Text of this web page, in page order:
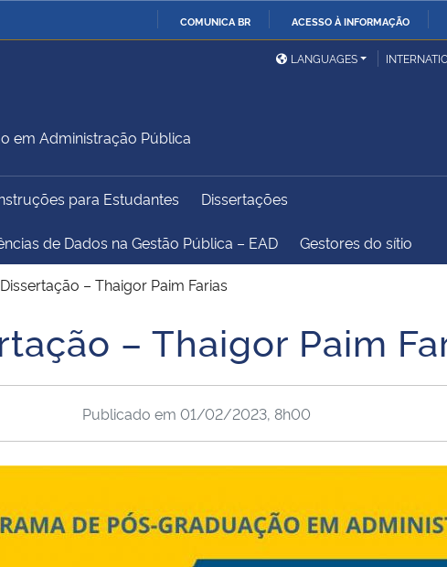
COMUNICA BR ACESSO À INFORMAÇÃO
e
Ministério da Defesa
Ministério das Relações
Exteriores
Ministério do
Desenvolvimento Regional
Controladoria-Geral da
União
LANGUAGES
em Administração Pública
para Estudantes Dissertações
de Dados na Gestão Pública – EAD Gestores do sítio
– Thaigor Paim Farias
– Thaigor Paim
Publicado em 01/02/2023, 8h00